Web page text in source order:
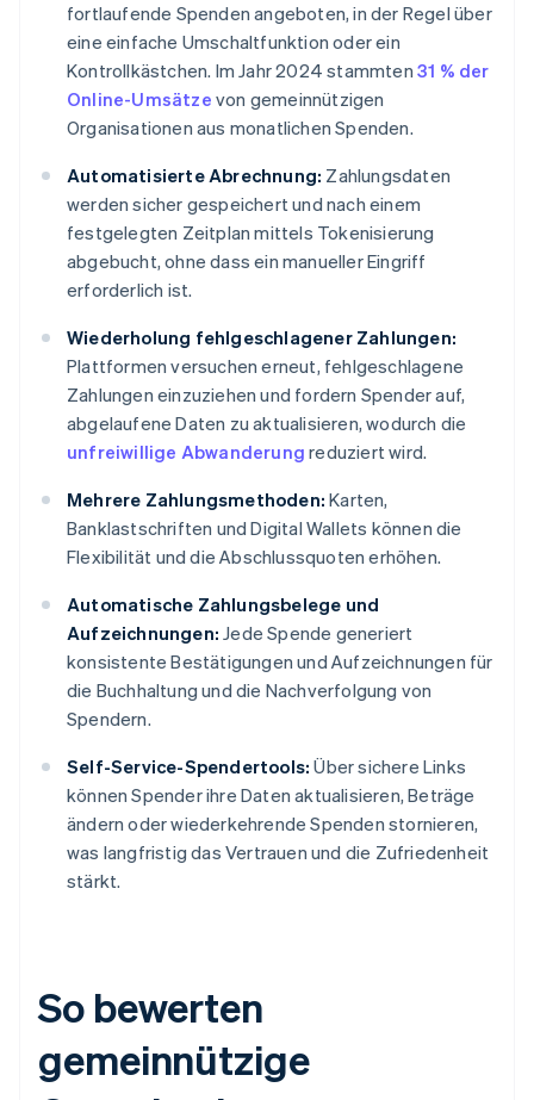
fortlaufende Spenden angeboten, in der Regel über
eine einfache Umschaltfunktion oder ein
Kontrollkästchen. Im Jahr 2024 stammten 31 % der
Online-Umsätze von gemeinnützigen
Organisationen aus monatlichen Spenden.
Automatisierte Abrechnung: Zahlungsdaten
werden sicher gespeichert und nach einem
festgelegten Zeitplan mittels Tokenisierung
abgebucht, ohne dass ein manueller Eingriff
erforderlich ist.
Wiederholung fehlgeschlagener Zahlungen:
Plattformen versuchen erneut, fehlgeschlagene
Zahlungen einzuziehen und fordern Spender auf,
abgelaufene Daten zu aktualisieren, wodurch die
unfreiwillige Abwanderung reduziert wird.
Mehrere Zahlungsmethoden: Karten,
Banklastschriften und Digital Wallets können die
Flexibilität und die Abschlussquoten erhöhen.
Automatische Zahlungsbelege und
Aufzeichnungen: Jede Spende generiert
konsistente Bestätigungen und Aufzeichnungen für
die Buchhaltung und die Nachverfolgung von
Spendern.
Self-Service-Spendertools: Über sichere Links
können Spender ihre Daten aktualisieren, Beträge
ändern oder wiederkehrende Spenden stornieren,
was langfristig das Vertrauen und die Zufriedenheit
stärkt.
So bewerten
gemeinnützige